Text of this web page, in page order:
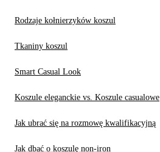
Rodzaje kołnierzyków koszul
Tkaniny koszul
Smart Casual Look
Koszule eleganckie vs. Koszule casualowe
Jak ubrać się na rozmowę kwalifikacyjną
Jak dbać o koszulę non-iron